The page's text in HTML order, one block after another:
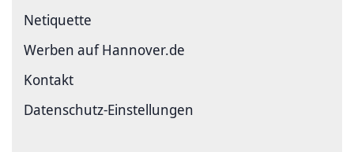
Netiquette
Werben auf Hannover.de
Kontakt
Datenschutz-Einstellungen